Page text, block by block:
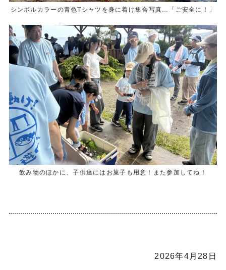
シンボルカラーの青色Tシャツを身に着け集合写真…「ご安全に！」
飲み物のほかに、子供達にはお菓子も用意！また参加してね！
2026年4月28日